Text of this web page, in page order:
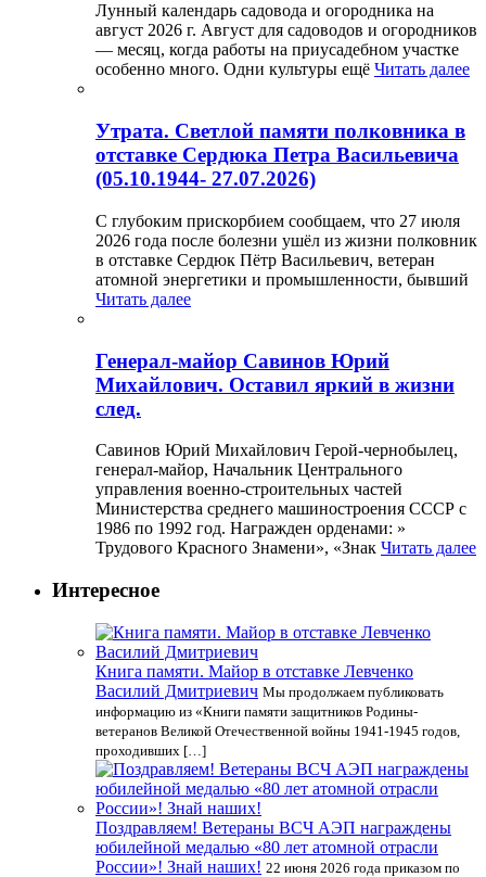
Лунный календарь садовода и огородника на
август 2026 г. Август для садоводов и огородников
— месяц, когда работы на приусадебном участке
особенно много. Одни культуры ещё Читать далее
Утрата. Светлой памяти полковника в
отставке Сердюка Петра Васильевича
(05.10.1944- 27.07.2026)
С глубоким прискорбием сообщаем, что 27 июля
2026 года после болезни ушёл из жизни полковник
в отставке Сердюк Пётр Васильевич, ветеран
атомной энергетики и промышленности, бывший
Читать далее
Генерал-майор Савинов Юрий
Михайлович. Оставил яркий в жизни
след.
Савинов Юрий Михайлович Герой-чернобылец,
генерал-майор, Начальник Центрального
управления военно-строительных частей
Министерства среднего машиностроения СССР с
1986 по 1992 год. Награжден орденами: »
Трудового Красного Знамени», «Знак Читать далее
Интересное
Книга памяти. Майор в отставке Левченко
Василий Дмитриевич Мы продолжаем публиковать
информацию из «Книги памяти защитников Родины-
ветеранов Великой Отечественной войны 1941-1945 годов,
проходивших […]
Поздравляем! Ветераны ВСЧ АЭП награждены
юбилейной медалью «80 лет атомной отрасли
России»! Знай наших! 22 июня 2026 года приказом по